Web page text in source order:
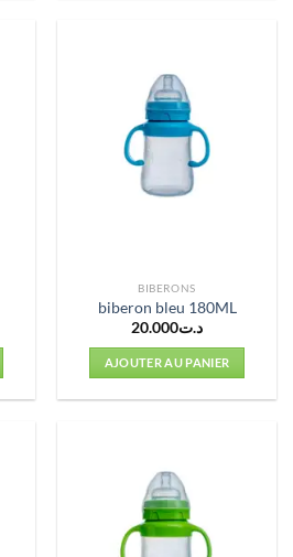
BIBERONS
biberon bleu 180ML
د.ت20.000
AJOUTER AU PANIER